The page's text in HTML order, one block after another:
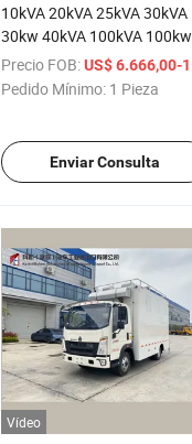
/ Pieza
10kVA 20kVA 25kVA 30kVA
30kw 40kVA 100kVA 100kw
150kw Generadores
Eléctricos Portátiles Super
Chinos
Precio FOB: US$ 6.666,00-19.999,00
Pedido Mínimo: 1 Pieza
Enviar Consulta
Vídeo